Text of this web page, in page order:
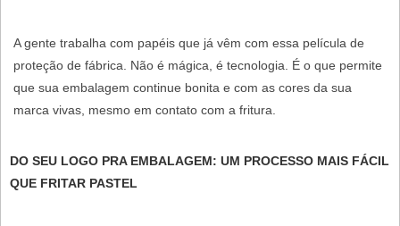
A gente trabalha com papéis que já vêm com essa película de
proteção de fábrica. Não é mágica, é tecnologia. É o que permite
que sua embalagem continue bonita e com as cores da sua
marca vivas, mesmo em contato com a fritura.
DO SEU LOGO PRA EMBALAGEM: UM PROCESSO MAIS FÁCIL
QUE FRITAR PASTEL